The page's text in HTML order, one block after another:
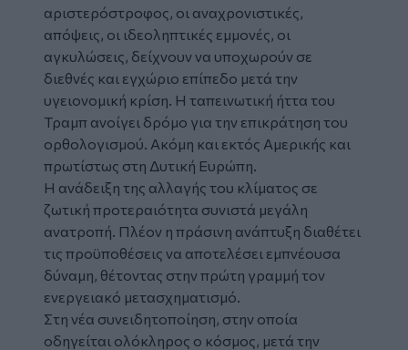
αριστερόστροφος, οι αναχρονιστικές,
απόψεις, οι ιδεοληπτικές εμμονές, οι
αγκυλώσεις, δείχνουν να υποχωρούν σε
διεθνές και εγχώριο επίπεδο μετά την
υγειονομική κρίση. Η ταπεινωτική ήττα του
Τραμπ ανοίγει δρόμο για την επικράτηση του
ορθολογισμού. Ακόμη και εκτός Αμερικής και
πρωτίστως στη Δυτική Ευρώπη.
Η ανάδειξη της αλλαγής του κλίματος σε
ζωτική προτεραιότητα συνιστά μεγάλη
ανατροπή. Πλέον η πράσινη ανάπτυξη διαθέτει
τις προϋποθέσεις να αποτελέσει εμπνέουσα
δύναμη, θέτοντας στην πρώτη γραμμή τον
ενεργειακό μετασχηματισμό.
Στη νέα συνειδητοποίηση, στην οποία
οδηγείται ολόκληρος ο κόσμος, μετά την